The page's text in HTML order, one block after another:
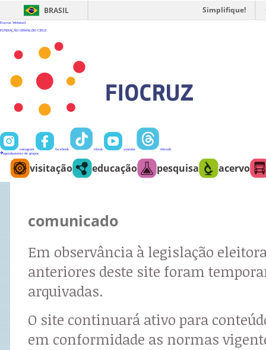
BRASIL Simplifique!
Fiocruz Webmail
FUNDAÇÃO OSWALDO CRUZ
instagram facebook tiktok youtube
threads
agendamento de grupos
visitação educação pesquisa acervo
comunicado
Em observância à legislação
anteriores deste site foram
arquivadas.
O site continuará ativo para
em conformidade as normas